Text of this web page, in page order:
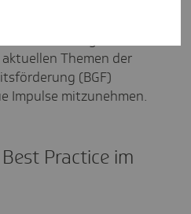
aus
Themen der
(BGF)
Impulse mitzunehmen.
Practice im